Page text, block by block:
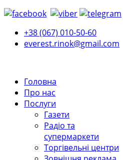
+38 (067) 010-50-60
everest.rinok@gmail.com
Головна
Про нас
Послуги
Газети
Радіо та
супермаркети
Торгівельні центри